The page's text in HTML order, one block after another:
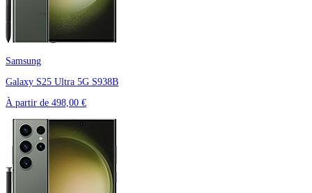
Samsung
Galaxy S25 Ultra 5G S938B
À partir de 498,00 €